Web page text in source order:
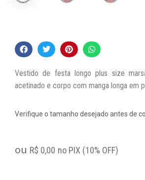
Vestido de festa longo plus size
acetinado e corpo com manga longa em
Verifique o tamanho desejado antes de
ou R$ 0,00 no PIX (10% OFF)